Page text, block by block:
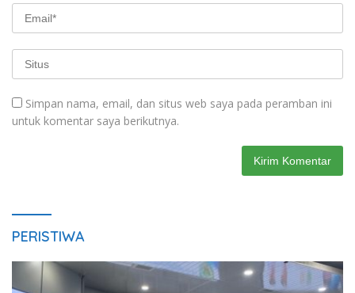
Simpan nama, email, dan situs web saya pada peramban ini
untuk komentar saya berikutnya.
PERISTIWA